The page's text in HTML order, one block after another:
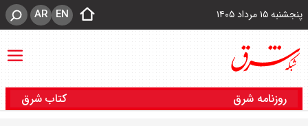
پنجشنبه ۱۵ مرداد ۱۴۰۵ EN
AR
روزنامه شرق کتاب شرق